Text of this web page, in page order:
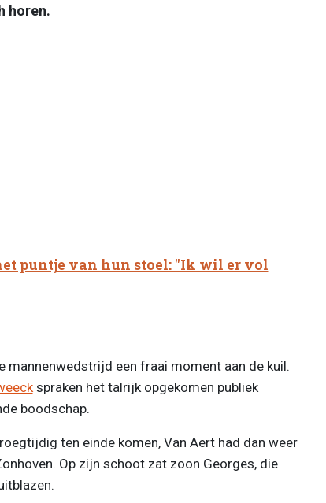
horen.
puntje van hun stoel: "Ik wil er vol
mannenwedstrijd een fraai moment aan de kuil.
spraken het talrijk opgekomen publiek
boodschap.
ten einde komen, Van Aert had dan weer
Op zijn schoot zat zoon Georges, die